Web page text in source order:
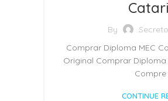
By Secreto
Comprar Diploma MEC
Original Comprar Diploma
Compre
CONTINUE